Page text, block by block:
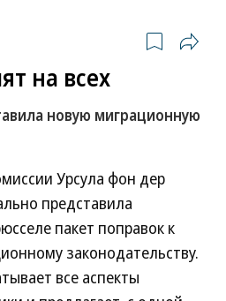
на всех
новую миграционную
Урсула фон дер
представила
пакет поправок к
законодательству.
все аспекты